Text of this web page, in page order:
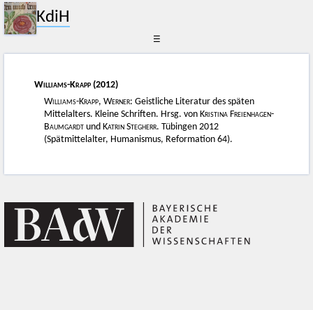
KdiH
☰
Williams-Krapp (2012)
Williams-Krapp, Werner: Geistliche Literatur des späten
Mittelalters. Kleine Schriften. Hrsg. von Kristina Freienhagen-
Baumgardt und Katrin Stegherr. Tübingen 2012
(Spätmittelalter, Humanismus, Reformation 64).